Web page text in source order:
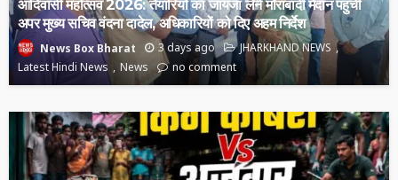
आदिवासी महोत्सव 2026: तैयारियों का जायजा लेने मोराबादी मैदान पहुंचीं
अपर मुख्य सचिव वंदना दादेल, अधिकारियों को दिए अहम निर्देश
News Box Bharat 3 days ago
JHARKHAND NEWS
Latest Hindi News
News no comment